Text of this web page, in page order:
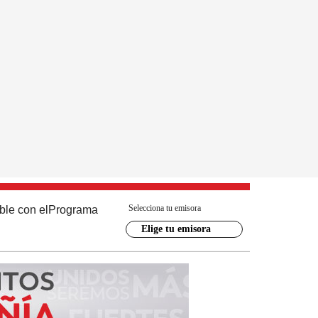
con el Programa Selecciona tu emisora
Elige tu emisora